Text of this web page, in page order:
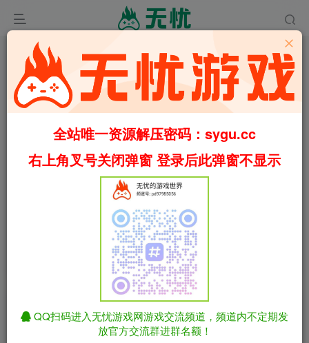
0:00/00:49 speed
电脑装机模拟器/PC Building Simulator
v1.15.3 豪华版 包含全DLC 附30级满金币初始存
叶无忧
2个月前更新
关注 私信
全站唯一资源解压密码：sygu.cc
右上角叉号关闭弹窗 登录后此弹窗不显示
QQ扫码进入无忧游戏网游戏交流频道，频道内不定期发
放官方交流群进群名额！